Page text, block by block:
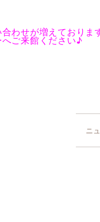
わせが増えておりま
ご来館ください♪
ニ